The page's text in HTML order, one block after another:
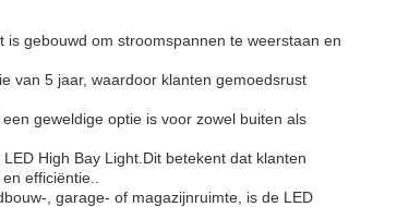
gebouwd om stroomspannen te weerstaan en
van 5 jaar, waardoor klanten gemoedsrust
geweldige optie is voor zowel buiten als
High Bay Light.Dit betekent dat klanten
efficiëntie..
, garage- of magazijnruimte, is de LED